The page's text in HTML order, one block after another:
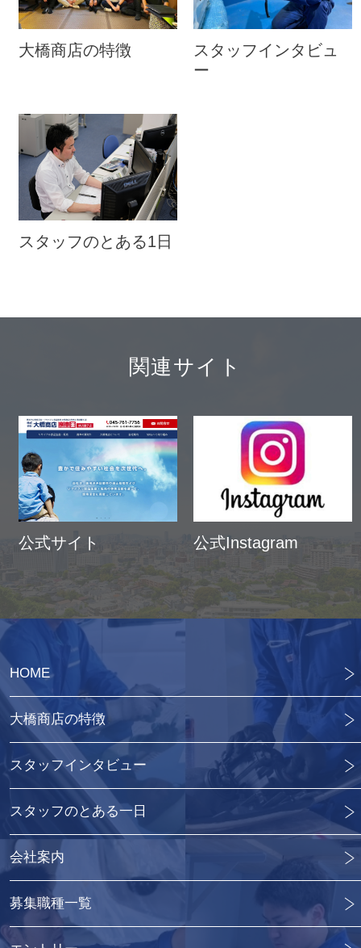
大橋商店の特徴
スタッフインタビュ
ー
スタッフのとある1日
関連サイト
公式サイト 公式Instagram
HOME
大橋商店の特徴
スタッフインタビュー
スタッフのとある一日
会社案内
募集職種一覧